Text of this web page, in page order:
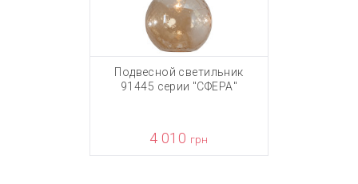
Подвесной светильник
91445 серии "СФЕРА"
4 010 грн